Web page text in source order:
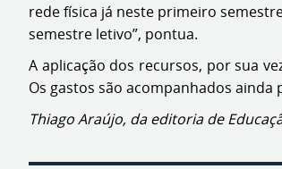
rede física já neste primeiro
semestre letivo”, pontua.
A aplicação dos recursos, por sua
Os gastos são acompanhados ainda
Thiago Araújo, da editoria de